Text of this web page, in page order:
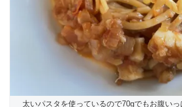
太いパスタを使っているので70gでもお腹い